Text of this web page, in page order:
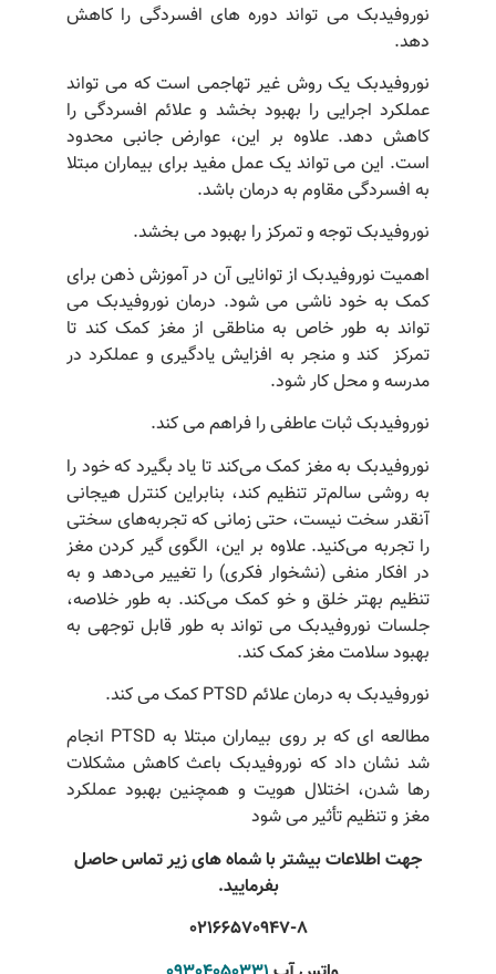
نوروفیدبک می تواند دوره های افسردگی را کاهش
دهد.
نوروفیدبک یک روش غیر تهاجمی است که می تواند
عملکرد اجرایی را بهبود بخشد و علائم افسردگی را
کاهش دهد. علاوه بر این، عوارض جانبی محدود
است. این می تواند یک عمل مفید برای بیماران مبتلا
به افسردگی مقاوم به درمان باشد.
نوروفیدبک توجه و تمرکز را بهبود می بخشد.
اهمیت نوروفیدبک از توانایی آن در آموزش ذهن برای
کمک به خود ناشی می شود. درمان نوروفیدبک می
تواند به طور خاص به مناطقی از مغز کمک کند تا
تمرکز کند و منجر به افزایش یادگیری و عملکرد در
مدرسه و محل کار شود.
نوروفیدبک ثبات عاطفی را فراهم می کند.
نوروفیدبک به مغز کمک می‌کند تا یاد بگیرد که خود را
به روشی سالم‌تر تنظیم کند، بنابراین کنترل هیجانی
آنقدر سخت نیست، حتی زمانی که تجربه‌های سختی
را تجربه می‌کنید. علاوه بر این، الگوی گیر کردن مغز
در افکار منفی (نشخوار فکری) را تغییر می‌دهد و به
تنظیم بهتر خلق و خو کمک می‌کند. به طور خلاصه،
جلسات نوروفیدبک می تواند به طور قابل توجهی به
بهبود سلامت مغز کمک کند.
نوروفیدبک به درمان علائم PTSD کمک می کند.
مطالعه ای که بر روی بیماران مبتلا به PTSD انجام
شد نشان داد که نوروفیدبک باعث کاهش مشکلات
رها شدن، اختلال هویت و همچنین بهبود عملکرد
مغز و تنظیم تأثیر می شود
جهت اطلاعات بیشتر با شماه های زیر تماس حاصل
بفرمایید.
02166570947-8